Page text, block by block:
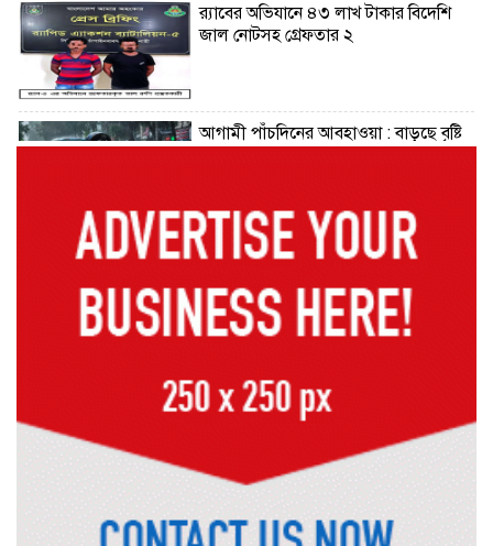
র‌্যাবের অভিযানে ৪৩ লাখ টাকার বিদেশি
জাল নোটসহ গ্রেফতার ২
আগামী পাঁচদিনের আবহাওয়া : বাড়ছে বৃষ্টি
কক্সবাজারের মাতারবাড়ী পৌঁছেছেন
মনোনয়নপত্র সংগ্রহ
দিল্লিতে শেখ হাসিনা বিতর্ক: বাংলাদেশ-